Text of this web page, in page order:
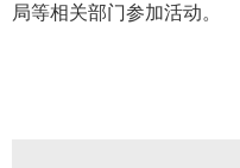
局等相关部门参加活动。